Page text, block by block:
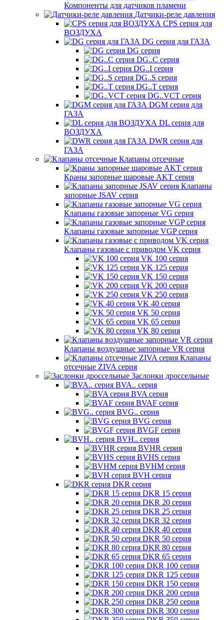
Компоненты для датчиков пламени
Датчики-реле давления
CPS серия для
ВОЗДУХА
DG серия для ГАЗА
DG серия
DG..C серия
DG..I серия
DG..S серия
DG..T серия
DG..VCT серия
DGM серия для
ГАЗА
DL серия для
ВОЗДУХА
DWR серия для
ГАЗА
Клапаны отсечные
Краны запорные шаровые AKT серия
Клапаны
запорные JSAV серия
Клапаны газовые запорные VG серия
Клапаны газовые запорные VGP серия
Клапаны газовые с приводом VK серия
VK 100 серия
VK 125 серия
VK 150 серия
VK 200 серия
VK 250 серия
VK 40 серия
VK 50 серия
VK 65 серия
VK 80 серия
Клапаны воздушные запорные VR серия
Клапаны
отсечные ZIVA серия
Заслонки дроссельные
BVA.. серия
BVA серия
BVAF серия
BVG.. серия
BVG серия
BVGF серия
BVH.. серия
BVHR серия
BVHS серия
BVHM серия
BVH серия
DKR серия
DKR 15 серия
DKR 20 серия
DKR 25 серия
DKR 32 серия
DKR 40 серия
DKR 50 серия
DKR 80 серия
DKR 65 серия
DKR 100 серия
DKR 125 серия
DKR 150 серия
DKR 200 серия
DKR 250 серия
DKR 300 серия